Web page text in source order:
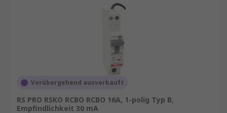
Vorübergehend ausverkauft
RS PRO RSKO RCBO RCBO 16A, 1-polig Typ B,
Empfindlichkeit 30 mA